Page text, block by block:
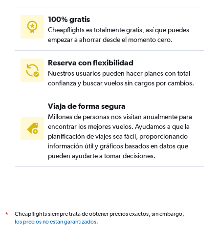
100% gratis
Cheapflights es totalmente gratis, así que puedes
empezar a ahorrar desde el momento cero.
Reserva con flexibilidad
Nuestros usuarios pueden hacer planes con total
confianza y buscar vuelos sin cargos por cambios.
Viaja de forma segura
Millones de personas nos visitan anualmente para
encontrar los mejores vuelos. Ayudamos a que la
planificación de viajes sea fácil, proporcionando
información útil y gráficos basados en datos que
pueden ayudarte a tomar decisiones.
*
Cheapflights siempre trata de obtener precios exactos, sin embargo,
los precios no están garantizados.